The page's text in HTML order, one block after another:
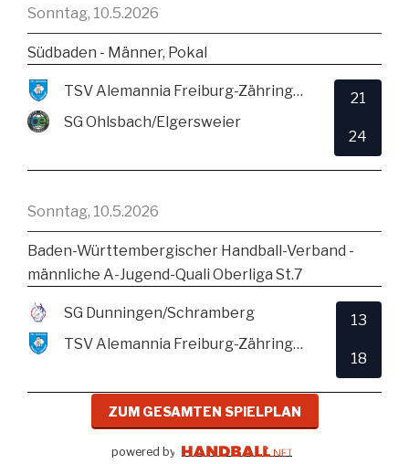
Sonntag, 10.5.2026
Südbaden - Männer, Pokal
TSV Alemannia Freiburg-Zähringen
SG Ohlsbach/Elgersweier
21
24
Sonntag, 10.5.2026
Baden-Württembergischer Handball-Verband -
männliche A-Jugend-Quali Oberliga St.7
SG Dunningen/Schramberg
TSV Alemannia Freiburg-Zähringen
13
18
ZUM GESAMTEN SPIELPLAN
powered by